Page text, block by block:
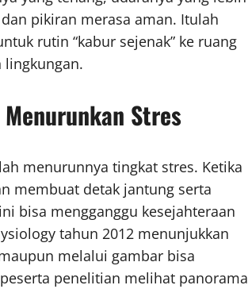
pikiran merasa aman. Itulah
rutin “kabur sejenak” ke ruang
Stres
menurunnya tingkat stres. Ketika
membuat detak jantung serta
bisa mengganggu kesejahteraan
tahun 2012 menunjukkan
melalui gambar bisa
penelitian melihat panorama